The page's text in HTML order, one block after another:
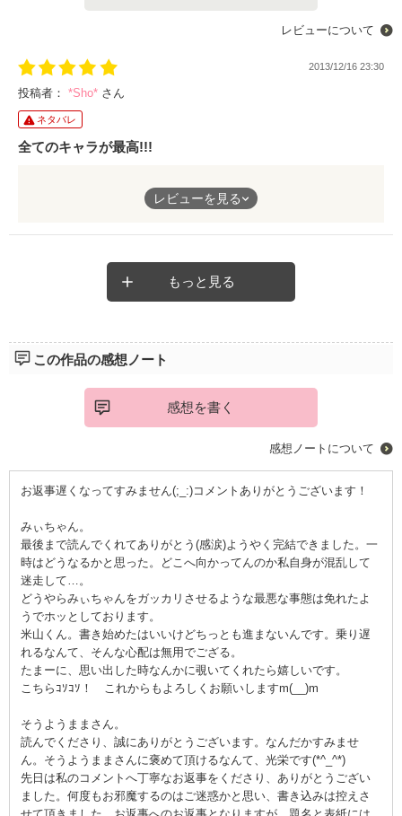
レビューについて
2013/12/16 23:30
投稿者： *Sho* さん
ネタバレ
全てのキャラが最高!!!
どのキャラも個性があってすごく面白い話でした♪
最初からぜひみんなに読んでほしい作品です。
レビューを見る
もっと見る
この作品の感想ノート
感想を書く
感想ノートについて
お返事遅くなってすみません(;_:)コメントありがとうございます！
みぃちゃん。
最後まで読んでくれてありがとう(感涙)ようやく完結できました。一
時はどうなるかと思った。どこへ向かってんのか私自身が混乱して
迷走して…。
どうやらみぃちゃんをガッカリさせるような最悪な事態は免れたよ
うでホッとしております。
米山くん。書き始めたはいいけどちっとも進まないんです。乗り遅
れるなんて、そんな心配は無用でござる。
たまーに、思い出した時なんかに覗いてくれたら嬉しいです。
こちらｺｿｺｿ！ これからもよろしくお願いしますm(__)m
そうようままさん。
読んでくださり、誠にありがとうございます。なんだかすみませ
ん。そうようままさんに褒めて頂けるなんて、光栄です(*^_^*)
先日は私のコメントへ丁寧なお返事をくださり、ありがとうござい
ました。何度もお邪魔するのはご迷惑かと思い、書き込みは控えさ
せて頂きました。お返事へのお返事となりますが、題名と表紙には